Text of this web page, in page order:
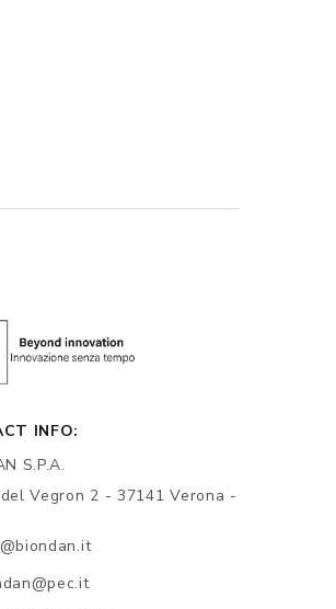
INFO:
S.P.A.
Vegron 2 - 37141 Verona -